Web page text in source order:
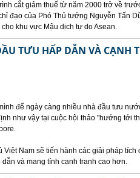
cắt giảm thuế từ năm 2000 trở về
đạo của Phó Thủ tướng Nguyễn Tấn
khu vực Mậu dịch tự do Asean.
TƯU HẤP DẪN VÀ CẠNH
để ngày càng nhiều nhà đầu tưu
như vậy tại cuộc hội thảo "hướng tới
Nam sẽ tiến hành các giải pháp
và mang tính cạnh tranh cao hơn.